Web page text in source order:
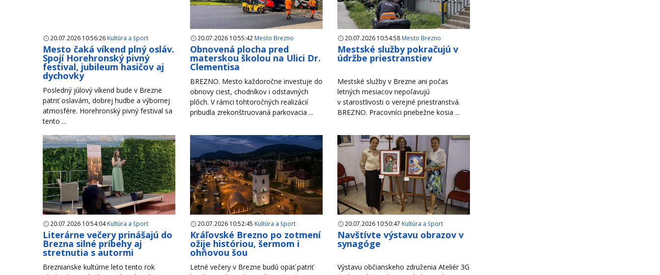
20.07.2026 10:56:26 Kultúra a šport
Mesto čaká víkend plný osláv.
Spojí Horehronský pivný
festival, jubileum hasičov aj
dychovky
Posledný júlový víkend bude v Brezne
patriť oslavám, dobrej hudbe a výbornej
atmosfére. Horehronský pivný festival sa
tento ...
20.07.2026 10:55:42 Mesto Brezno
Obnovená plocha pred
materskou školou na Ulici Dr.
Clementisa
BREZNO. Mesto každoročne investuje do
obnovy ciest, chodníkov i odstavných
plôch. V rámci tohtoročných realizácií
pribudla zrekonštruovaná parkovacia ...
20.07.2026 10:54:58 Mesto Brezno
Mestské služby pokračujú v
údržbe priestranstiev
Mestské služby v Brezne ani počas
letných mesiacov nepoľavujú
v starostlivosti o verejné priestranstvá.
BREZNO. Pracovníci priebežne kosia ...
20.07.2026 10:54:04Kultúra a šport
Literárne večery prinášajú do
Brezna silné príbehy aj
stretnutia s autormi
Breznianske kultúrne leto tento rok
20.07.2026 10:52:45 Kultúra a šport
Kráľovské Brezno po zotmení
ožije históriou, šermom i
ohňovou šou
Letné večery v Brezne budú opäť patriť
20.07.2026 10:50:47 Kultúra a šport
Navštívte výstavu obrazov v
synagóge
Výstavu občianskeho združenia Ateliér 3G